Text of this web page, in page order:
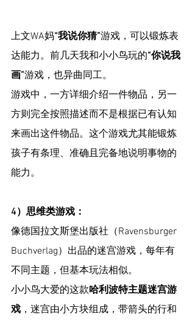
上文WA妈“我说你猜”游戏，可以锻炼表
达能力。前几天我和小小鸟玩的“你说我
画”游戏，也异曲同工。
游戏中，一方详细介绍一件物品，另一
方则完全按照描述而不是根据已有认知
来画出这件物品。这个游戏尤其能锻炼
孩子有条理、准确且完备地说明事物的
能力。
4）思维类游戏：
像德国拉文斯堡出版社（Ravensburger
Buchverlag）出品的迷宫游戏，每年有
不同主题，但基本玩法相似。
小小鸟大爱的这款哈利波特主题迷宫游
戏 ，迷宫由小方块组成，带箭头的行和